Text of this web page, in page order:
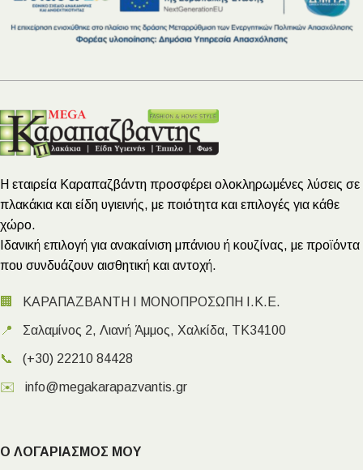
Η εταιρεία Καραπαζβάντη προσφέρει ολοκληρωμένες λύσεις σε
πλακάκια και είδη υγιεινής, με ποιότητα και επιλογές για κάθε
χώρο.
Ιδανική επιλογή για ανακαίνιση μπάνιου ή κουζίνας, με προϊόντα
που συνδυάζουν αισθητική και αντοχή.
🏢 ΚΑΡΑΠΑΖΒΑΝΤΗ Ι ΜΟΝΟΠΡΟΣΩΠΗ Ι.Κ.Ε.
📍 Σαλαμίνος 2, Λιανή Άμμος, Χαλκίδα, ΤΚ34100
📞 (+30) 22210 84428
✉️ info@megakarapazvantis.gr
Ο ΛΟΓΑΡΙΑΣΜΟΣ ΜΟΥ